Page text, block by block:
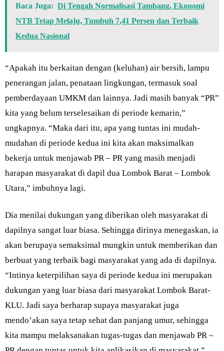
Baca Juga: Di Tengah Normalisasi Tambang, Ekonomi
NTB Tetap Melaju, Tumbuh 7,41 Persen dan Terbaik
Kedua Nasional
“Apakah itu berkaitan dengan (keluhan) air bersih, lampu
penerangan jalan, penataan lingkungan, termasuk soal
pemberdayaan UMKM dan lainnya. Jadi masih banyak “PR”
kita yang belum terselesaikan di periode kemarin,”
ungkapnya. “Maka dari itu, apa yang tuntas ini mudah-
mudahan di periode kedua ini kita akan maksimalkan
bekerja untuk menjawab PR – PR yang masih menjadi
harapan masyarakat di dapil dua Lombok Barat – Lombok
Utara,” imbuhnya lagi.
Dia menilai dukungan yang diberikan oleh masyarakat di
dapilnya sangat luar biasa. Sehingga dirinya menegaskan, ia
akan berupaya semaksimal mungkin untuk memberikan dan
berbuat yang terbaik bagi masyarakat yang ada di dapilnya.
“Intinya keterpilihan saya di periode kedua ini merupakan
dukungan yang luar biasa dari masyarakat Lombok Barat-
KLU. Jadi saya berharap supaya masyarakat juga
mendo’akan saya tetap sehat dan panjang umur, sehingga
kita mampu melaksanakan tugas-tugas dan menjawab PR –